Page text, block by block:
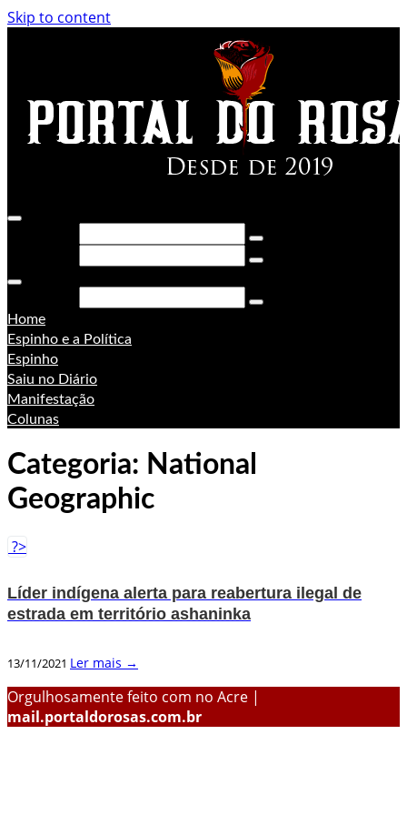
Skip to content
Home
Espinho e a Política
Espinho
Saiu no Diário
Manifestação
Colunas
Categoria: National
Geographic
?>
Líder indígena alerta para reabertura ilegal de
estrada em território ashaninka
13/11/2021 Ler mais →
Orgulhosamente feito com no Acre |
mail.portaldorosas.com.br